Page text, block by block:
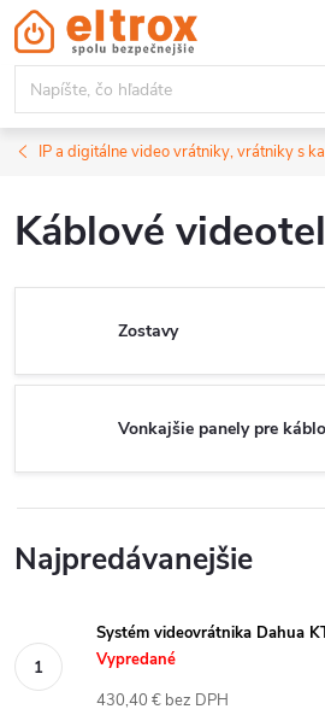
Prejsť
na
obsah
IP a digitálne video vrátniky, vrátniky s
Káblové
Zostavy
Vonkajšie panely pre
Najpredávanejšie
Systém videovrátnika Dahua
Vypredané
430,40 € bez DPH